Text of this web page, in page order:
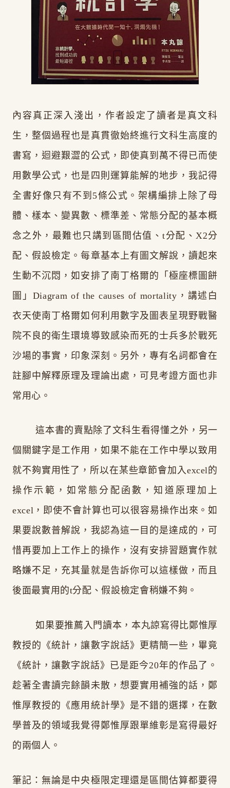
內容真正深入淺出，作者設定了讀者是真文科
生，整個過程也是真貫徹始終進行文科生高度的
書寫，迴避艱澀的公式，即使真到萬不得已而使
用數學公式，也是四則運算能解的地步，我記得
全書好像只有不到5條公式。架構編排上除了母
體、樣本、變異數、標準差、常態分配的基本概
念之外，最難也只講到區間估值、t分配、X2分
配、假設檢定。每章基本上有圖文解說，讀起來
生動不沉悶，如安排了南丁格爾的「極座標圖餅
圖」Diagram of the causes of mortality，講述白
衣天使南丁格爾如何利用數字及圖表呈現野戰醫
院不良的衛生環境導致感染而死的士兵多於戰死
沙場的事實，印象深刻。另外，專有名詞都會在
註腳中解釋原理及理論出處，可見考證方面也非
常用心。
這本書的賣點除了文科生看得懂之外，另一
個關鍵字是工作用，如果不能在工作中學以致用
就不夠實用性了，所以在某些章節會加入excel的
操作示範，如常態分配函數，知道原理加上
excel，即使不會計算也可以很容易操作出來。如
果要說數普解說，我認為這一目的是達成的，可
惜再要加上工作上的操作，沒有安排習題實作就
略嫌不足，充其量就是告訴你可以這樣做，而且
後面最實用的t分配、假設檢定會稍嫌不夠。
如果要推薦入門讀本，本丸諒寫得比鄭惟厚
教授的《統計，讓數字說話》更精簡一些，畢竟
《統計，讓數字說話》已是距今20年的作品了。
趁著全書讀完餘韻未散，想要實用補強的話，鄭
惟厚教授的《應用統計學》是不錯的選擇，在數
學普及的領域我覺得鄭惟厚跟單維彰是寫得最好
的兩個人。
筆記：無論是中央極限定理還是區間估算都要得